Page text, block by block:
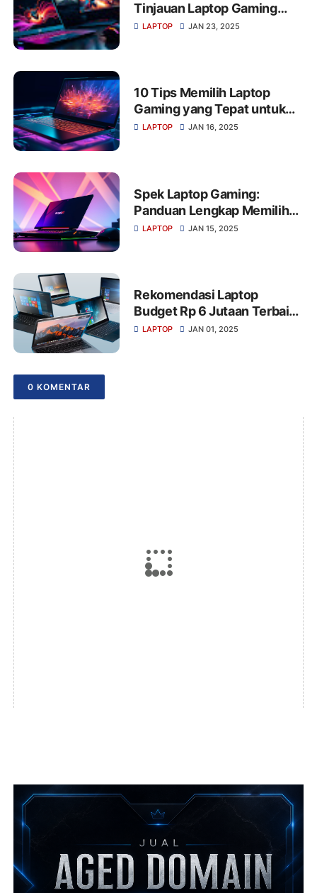
Tinjauan Laptop Gaming
Bertenaga Tinggi
LAPTOP JAN 23, 2025
10 Tips Memilih Laptop
Gaming yang Tepat untuk
Pengalaman Gaming
LAPTOP JAN 16, 2025
Spek Laptop Gaming:
Panduan Lengkap Memilih
Performa Terbaik untuk
LAPTOP JAN 15, 2025
Rekomendasi Laptop
Budget Rp 6 Jutaan Terbaik
untuk Pelajar dan Pekerja di
LAPTOP JAN 01, 2025
0 KOMENTAR